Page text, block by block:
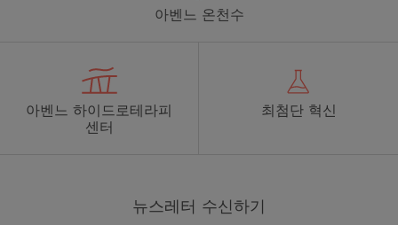
아벤느 온천수
아벤느 하이드로테라피
센터
최첨단 혁신
뉴스레터 수신하기